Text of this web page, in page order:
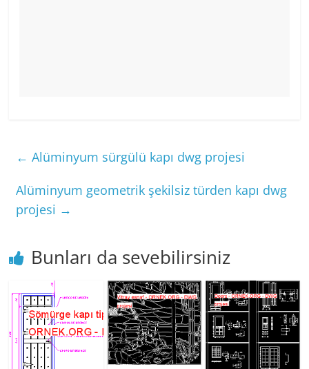
← Alüminyum sürgülü kapı dwg projesi
Alüminyum geometrik şekilsiz türden kapı dwg
projesi →
Bunları da sevebilirsiniz